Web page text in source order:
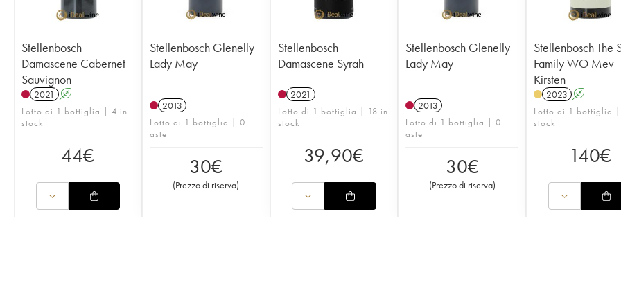
Stellenbosch
Damascene Cabernet
Sauvignon
2021 A
Lotto di 1 bottiglia | 4 in
stock
44€
Stellenbosch Glenelly
Lady May
2013
Lotto di 1 bottiglia | 0
aste
30€
(Prezzo di riserva)
Stellenbosch
Damascene Syrah
2021
Lotto di 1 bottiglia | 18 in
stock
39,90€
Stellenbosch Glenelly
Lady May
2013
Lotto di 1 bottiglia | 0
aste
30€
(Prezzo di riserva)
Stellenbosch The
Family WO Mev
Kirsten
2023 A
Lotto di 1 bottiglia |
stock
140€